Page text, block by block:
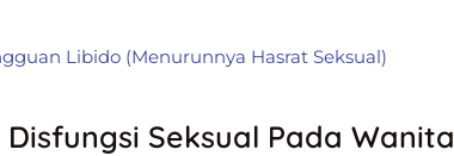
Libido (Menurunnya Hasrat Seksual)
Seksual Pada Wanita